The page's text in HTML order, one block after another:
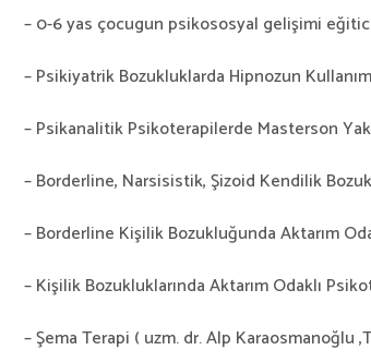
– 0-6 yas çocugun psikososyal gelişimi
– Psikiyatrik Bozukluklarda Hipnozun
– Psikanalitik Psikoterapilerde Masterson
– Borderline, Narsisistik, Şizoid Kendilik
– Borderline Kişilik Bozukluğunda Aktarım
– Kişilik Bozukluklarında Aktarım Odaklı
– Şema Terapi ( uzm. dr. Alp Karaosmanoğlu